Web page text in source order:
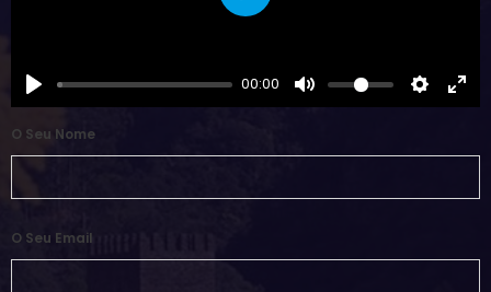
00:00
Play
O Seu Nome
O Seu Email